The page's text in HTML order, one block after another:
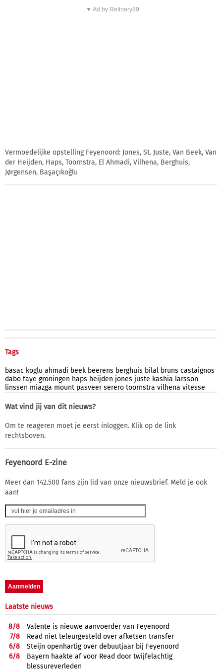
▼ Ad by Refinery89
Vermoedelijke opstelling Feyenoord: Jones, St. Juste, Van Beek, Van
der Heijden, Haps, Toornstra, El Ahmadi, Vilhena, Berghuis,
Jørgensen, Başaçıkoğlu
Tags
basac koglu ahmadi beek beerens berghuis bilal bruns castaignos
dabo faye groningen haps heijden jones juste kashia larsson
linssen miazga mount pasveer serero toornstra vilhena vitesse
Wat vind jij van dit nieuws?
Om te reageren moet je eerst inloggen. Klik op de link
rechtsboven.
Feyenoord E-zine
Meer dan 142.500 fans zijn lid van onze nieuwsbrief. Meld je ook
aan!
Laatste nieuws
8/8
Valente is nieuwe aanvoerder van Feyenoord
7/8
Read niet teleurgesteld over afketsen transfer
6/8
Steijn openhartig over debuutjaar bij Feyenoord
6/8
Bayern haakte af voor Read door twijfelachtig
blessureverleden